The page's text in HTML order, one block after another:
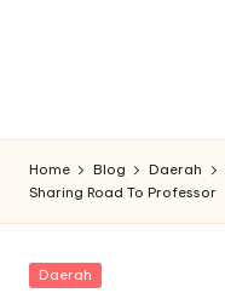
Home Blog Daerah
Sharing Road To Professor
Posted
Daerah